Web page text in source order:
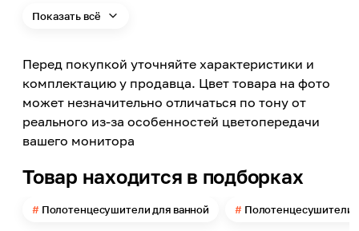
Конфигурация полотенцесушителя
Лесенка
Вставки
6 (3+3)
Наличие полки (полок)
Подключение полотенцесушителя
Межосевое расстояние
Показать всё
Перед покупкой уточняйте характеристики и
комплектацию у продавца. Цвет товара на фото
может незначительно отличаться по тону от
реального из-за особенностей цветопередачи
вашего монитора
Товар находится в подборках
Полотенцесушители для ванной Полотенцесушители